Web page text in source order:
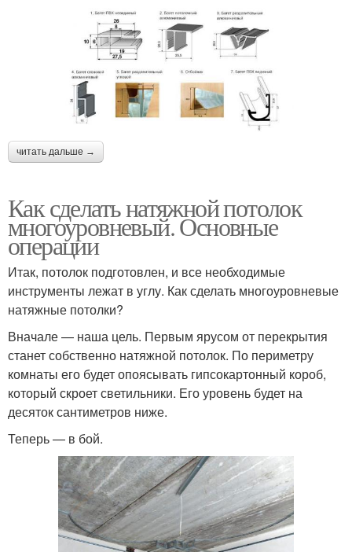
читать дальше →
Как сделать натяжной потолок
многоуровневый. Основные
операции
Итак, потолок подготовлен, и все необходимые
инструменты лежат в углу. Как сделать многоуровневые
натяжные потолки?
Вначале — наша цель. Первым ярусом от перекрытия
станет собственно натяжной потолок. По периметру
комнаты его будет опоясывать гипсокартонный короб,
который скроет светильники. Его уровень будет на
десяток сантиметров ниже.
Теперь — в бой.